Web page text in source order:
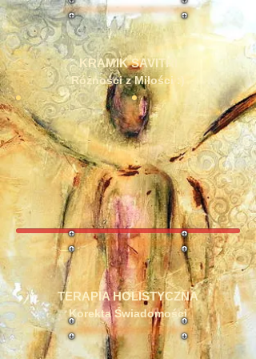
KRAMIK SAVITRI
Różności z Miłości :)
TERAPIA HOLISTYCZNA
Korekta Świadomości